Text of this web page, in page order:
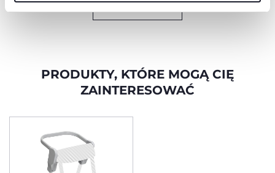
PRODUKTY, KTÓRE MOGĄ CIĘ
ZAINTERESOWAĆ